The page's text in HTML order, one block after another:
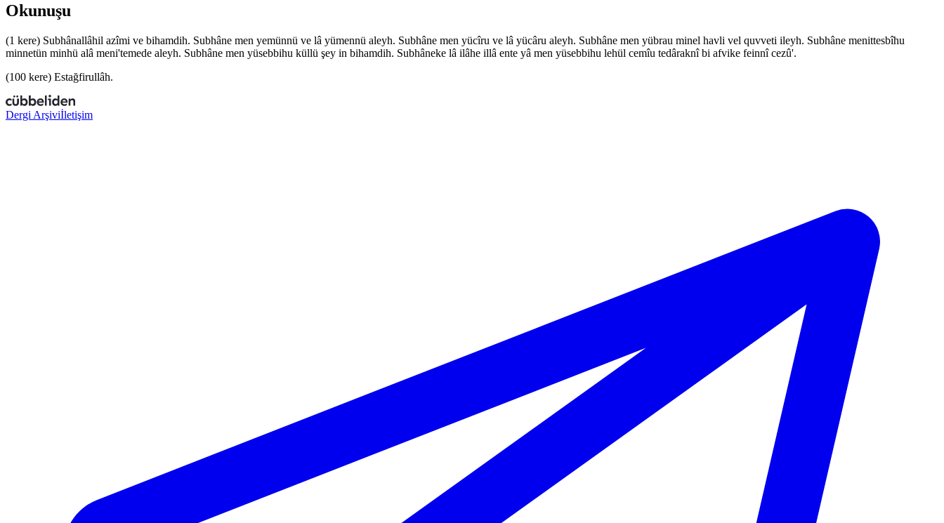
Okunuşu
(1 kere) Subhânallâhil azîmi ve bihamdih. Subhâne men yemünnü ve lâ yümennü aleyh. Subhâne men yücîru ve lâ yücâru aleyh. Subhâne men yübrau minel havli vel quvveti ileyh. Subhâne menittesbîhu
minnetün minhü alâ meni'temede aleyh. Subhâne men yüsebbihu küllü şey in bihamdih. Subhâneke lâ ilâhe illâ ente yâ men yüsebbihu lehül cemîu tedâraknî bi afvike feinnî cezû'.
(100 kere) Estağfirullâh.
Dergi Arşiviİletişim